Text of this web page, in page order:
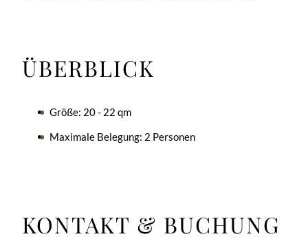
ÜBERBLICK
Größe: 20 - 22 qm
Maximale Belegung: 2 Personen
KONTAKT & BUCHUNG